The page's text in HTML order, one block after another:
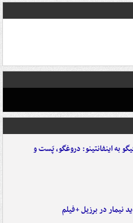
به اینفانتینو: دروغگو، پَست‌ و
نیمار در برزیل +فیلم